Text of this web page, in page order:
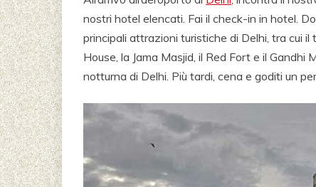
nostri hotel elencati. Fai il check-in in hotel.
principali attrazioni turistiche di Delhi, tra cui il
House, la Jama Masjid, il Red Fort e il Gandhi
notturna di Delhi. Più tardi, cena e goditi un